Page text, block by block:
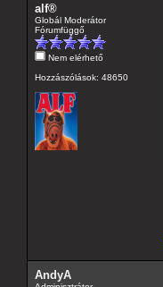
alf®
Globál Moderátor
Fórumfüggő
Nem elérhető
Hozzászólások: 48650
AndyA